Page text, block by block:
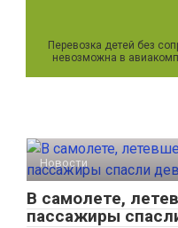
Перевозка детей без
невозможна в
Новости
В самолете,
пассажиры